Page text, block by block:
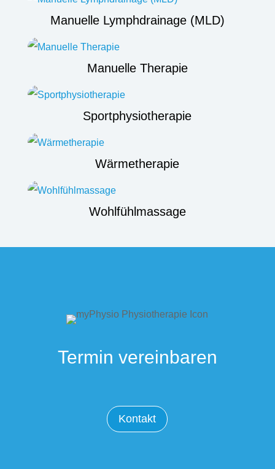
Manuelle Lymphdrainage (MLD)
Manuelle Therapie
Sportphysiotherapie
Wärmetherapie
Wohlfühlmassage
Termin vereinbaren
Kontakt